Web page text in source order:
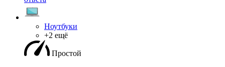
Ноутбуки
+2 ещё
Простой